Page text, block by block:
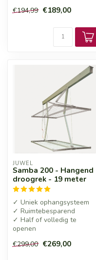
€194,99 €189,00
JUWEL
Samba 200 - Hangend
droogrek - 19 meter
✓ Uniek ophangsysteem
✓ Ruimtebesparend
✓ Half of volledig te
openen
€299,00 €269,00